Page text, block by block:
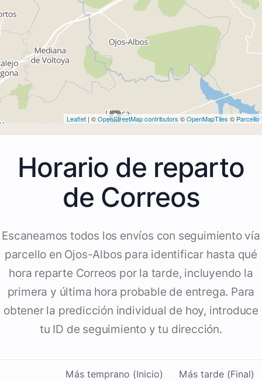
Leaflet | ©OpenStreetMap contributors ©OpenMapTiles © Parcello
Horario de reparto
de Correos
Escaneamos todos los envíos con seguimiento vía
parcello en Ojos-Albos para identificar hasta qué
hora reparte Correos por la tarde, incluyendo la
primera y última hora probable de entrega. Para
obtener la predicción individual de hoy, introduce
tu ID de seguimiento y tu dirección.
Más temprano (Inicio) Más tarde (Final)